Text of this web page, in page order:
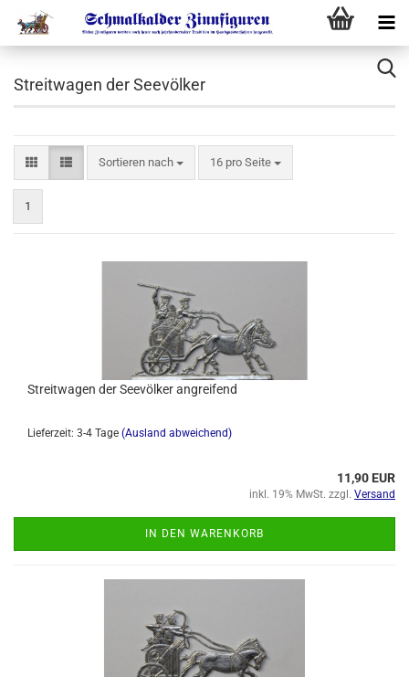
Streitwagen der Seevölker
Sortieren nach 16 pro Seite
1
Streitwagen der Seevölker angreifend
Lieferzeit: 3-4 Tage (Ausland abweichend)
11,90 EUR
inkl. 19% MwSt. zzgl. Versand
IN DEN WARENKORB